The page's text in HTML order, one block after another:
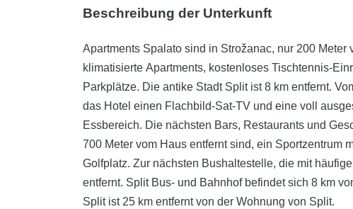
Beschreibung der Unterkunft
Apartments Spalato sind in Strožanac, nur 200
klimatisierte Apartments, kostenloses Tischtennis-
Parkplätze. Die antike Stadt Split ist 8 km entfernt.
das Hotel einen Flachbild-Sat-TV und eine voll
Essbereich. Die nächsten Bars, Restaurants und
700 Meter vom Haus entfernt sind, ein Sportzentrum
Golfplatz. Zur nächsten Bushaltestelle, die mit
entfernt. Split Bus- und Bahnhof befindet sich 8 km
Split ist 25 km entfernt von der Wohnung von Split.